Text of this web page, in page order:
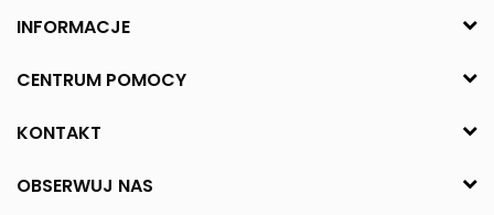
INFORMACJE
CENTRUM POMOCY
KONTAKT
OBSERWUJ NAS